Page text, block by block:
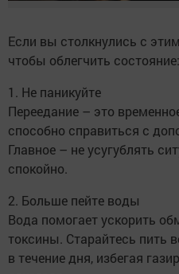
Если вы столкнулись с
чтобы облегчить состояние:
1. Не паникуйте
Переедание – это
способно справиться с
Главное – не усугублять
спокойно.
2. Больше пейте воды
Вода помогает ускорить
токсины. Старайтесь пить
в течение дня, избегая